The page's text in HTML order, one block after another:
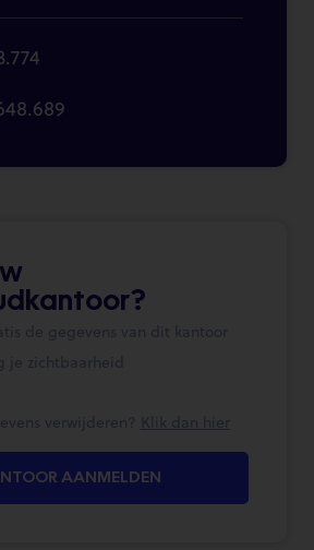
de gegevens van dit kantoor
je zichtbaarheid
verwijderen? Klik dan hier
AANMELDEN